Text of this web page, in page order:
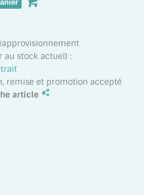
stock actuel) :
remise et promotion accepté
article